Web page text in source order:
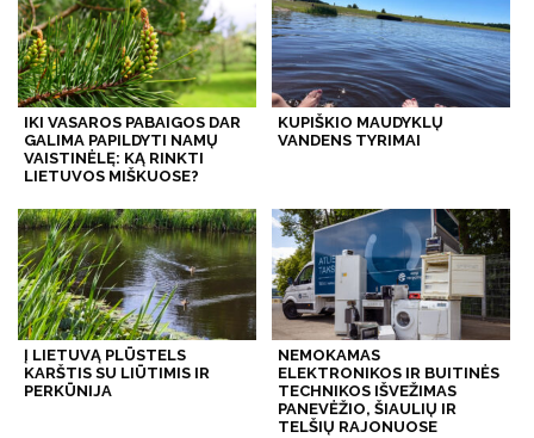
IKI VASAROS PABAIGOS DAR
GALIMA PAPILDYTI NAMŲ
VAISTINĖLĘ: KĄ RINKTI
LIETUVOS MIŠKUOSE?
KUPIŠKIO MAUDYKLŲ
VANDENS TYRIMAI
Į LIETUVĄ PLŪSTELS
KARŠTIS SU LIŪTIMIS IR
PERKŪNIJA
NEMOKAMAS
ELEKTRONIKOS IR BUITINĖS
TECHNIKOS IŠVEŽIMAS
PANEVĖŽIO, ŠIAULIŲ IR
TELŠIŲ RAJONUOSE